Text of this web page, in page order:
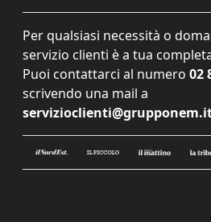
Per qualsiasi necessità o
servizio clienti è a tua
Puoi contattarci al numero 02
scrivendo una mail a